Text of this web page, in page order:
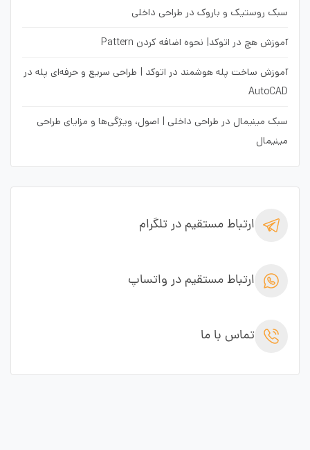
سبک روستیک و باروک در طراحی داخلی
آموزش هچ در اتوکد| نحوه اضافه کردن Pattern
آموزش ساخت پله هوشمند در اتوکد | طراحی سریع و حرفه‌ای پله در
AutoCAD
سبک مینیمال در طراحی داخلی | اصول، ویژگی‌ها و مزایای طراحی
مینیمال
ارتباط مستقیم در تلگرام
ارتباط مستقیم در واتساپ
تماس با ما